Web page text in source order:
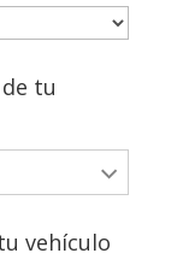
tu
vehículo